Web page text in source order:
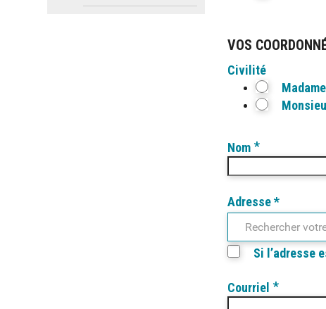
VOS
Civilité
Madame
Nom *
Adresse *
Rechercher
Si l’adresse
Courriel *